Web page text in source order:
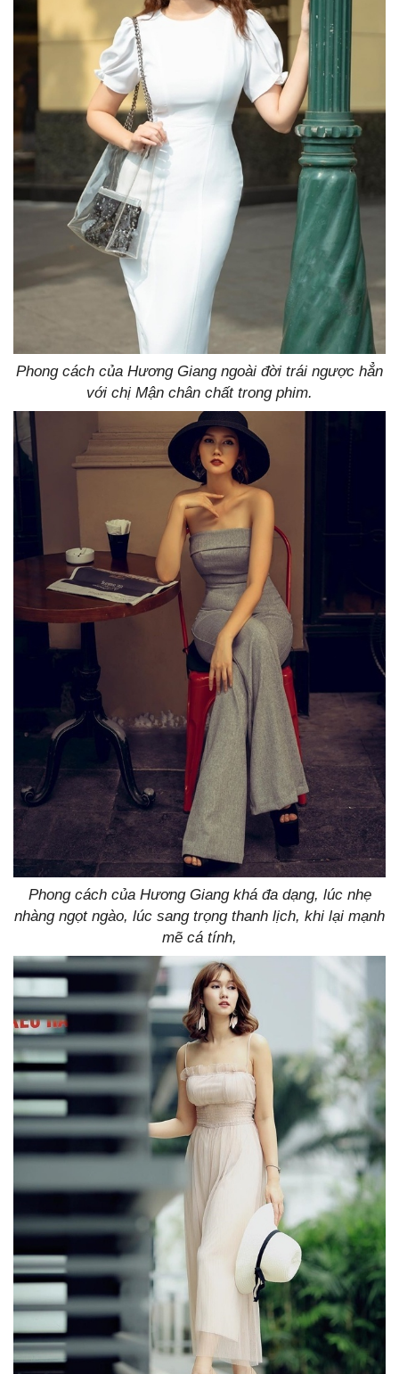
Phong cách của Hương Giang ngoài đời trái ngược hẳn
với chị Mận chân chất trong phim.
Phong cách của Hương Giang khá đa dạng, lúc nhẹ
nhàng ngọt ngào, lúc sang trọng thanh lịch, khi lại mạnh
mẽ cá tính,